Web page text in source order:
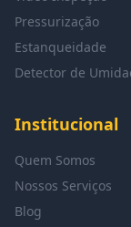
Pressurização
Estanqueidade
Detector de
Institucional
Quem Somos
Nossos Serviços
Blog